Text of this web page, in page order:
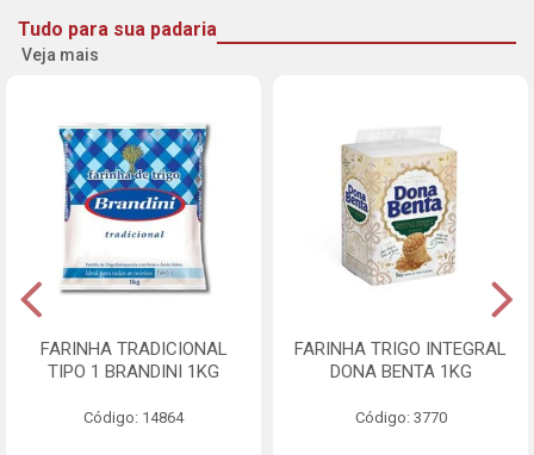
Tudo para sua padaria
Veja mais
FARINHA TRADICIONAL
TIPO 1 BRANDINI 1KG
Código: 14864
FARINHA TRIGO INTEGRAL
DONA BENTA 1KG
Código: 3770